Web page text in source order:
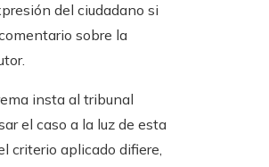
del ciudadano si
sobre la
insta al tribunal
el caso a la luz de esta
criterio aplicado difiere,